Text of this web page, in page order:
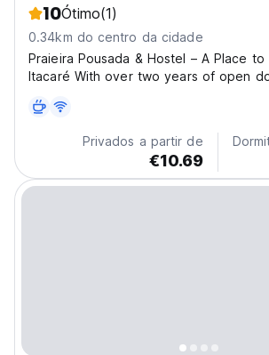
10Ótimo(1)
0.34km do centro da cidade
Praieira Pousada & Hostel – A Place to
Itacaré With over two years of open
Pousada & Hostel is a beloved spot
comfort, convenience, and good vibes
Privados a partir de
€10.69